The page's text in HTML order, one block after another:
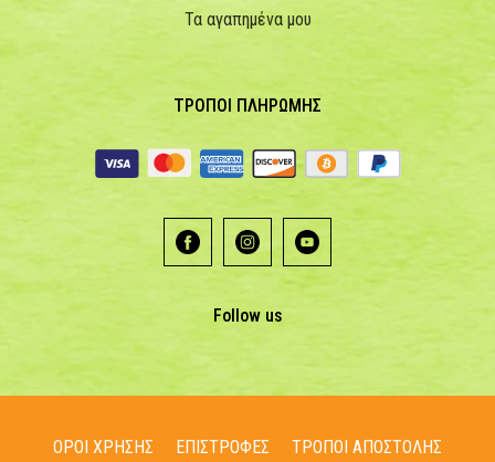
Τα αγαπημένα μου
ΤΡΟΠΟΙ ΠΛΗΡΩΜΗΣ
Follow us
ΟΡΟΙ ΧΡΗΣΗΣ ΕΠΙΣΤΡΟΦΕΣ ΤΡΟΠΟΙ ΑΠΟΣΤΟΛΗΣ